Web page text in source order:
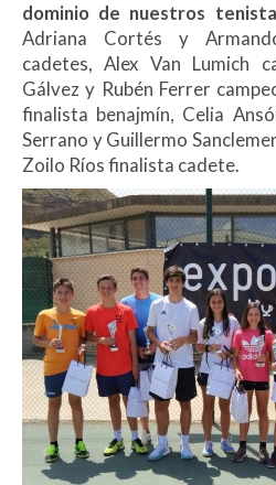
dominio de nuestros
Adriana Cortés y
cadetes, Alex Van Lumich
Gálvez y Rubén Ferrer
finalista benajmín, Celia
Serrano y Guillermo
Zoilo Ríos finalista cadete.